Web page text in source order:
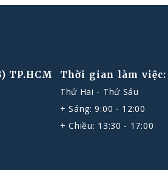
TP.HCM
Thời gian làm việc:
Thứ Hai - Thứ Sáu
+ Sáng: 9:00 - 12:00
+ Chiều: 13:30 - 17:00